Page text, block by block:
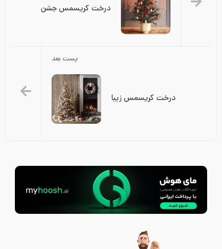
درخت کریسمس جشن
پست بعد
درخت کریسمس زیبا